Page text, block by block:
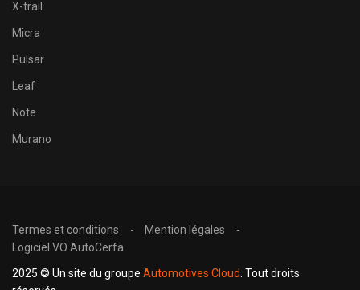
X-trail
Micra
Pulsar
Leaf
Note
Murano
Termes et conditions
Mention légales
Logiciel VO AutoCerfa
2025 © Un site du groupe Automotives Cloud . Tout droits